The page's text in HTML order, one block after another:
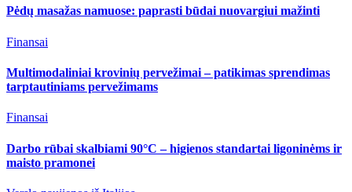
Pėdų masažas namuose: paprasti būdai nuovargiui mažinti
Finansai
Multimodaliniai krovinių pervežimai – patikimas sprendimas
tarptautiniams pervežimams
Finansai
Darbo rūbai skalbiami 90°C – higienos standartai ligoninėms ir
maisto pramonei